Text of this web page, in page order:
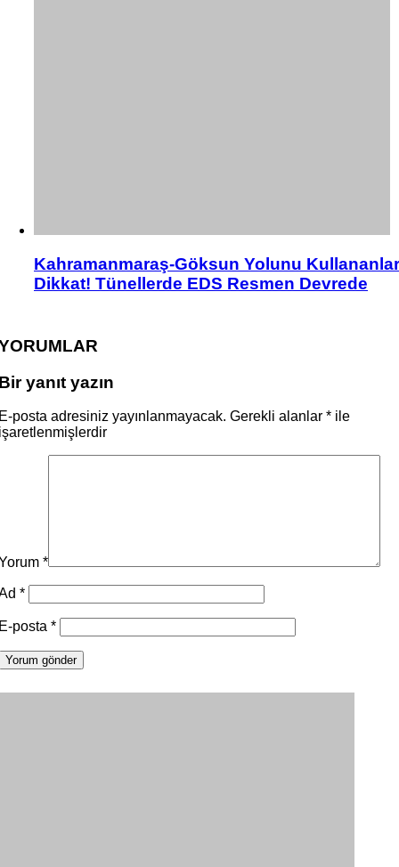
Kahramanmaraş-Göksun Yolunu Kullananlar
Dikkat! Tünellerde EDS Resmen Devrede
yanıt yazın
posta adresiniz yayınlanmayacak. Gerekli alanlar * ile
*
*
posta *